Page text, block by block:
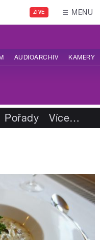
ŽIVĚ MENU
AUDIOARCHIV KAMERY
Pořady Více…